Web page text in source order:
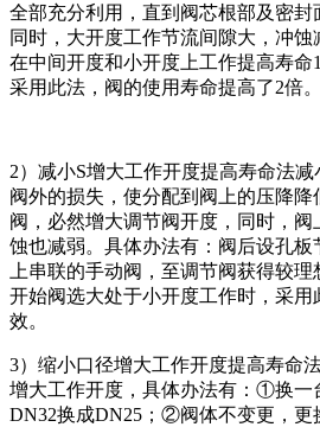
全部充分利用，直到阀芯根部及密封
同时，大开度工作节流间隙大，冲
在中间开度和小开度上工作提高寿命
采用此法，阀的使用寿命提高了2倍。
2）减小S增大工作开度提高寿命法
阀外的损失，使分配到阀上的压降
阀，必然增大调节阀开度，同时，
蚀也减弱。具体办法有：阀后设孔
上串联的手动阀，至调节阀获得较
开始阀选大处于小开度工作时，采
效。
3）缩小口径增大工作开度提高寿命
增大工作开度，具体办法有：①换一
DN32换成DN25；②阀体不变更，更